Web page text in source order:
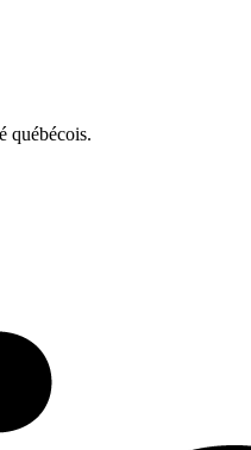
québécois.